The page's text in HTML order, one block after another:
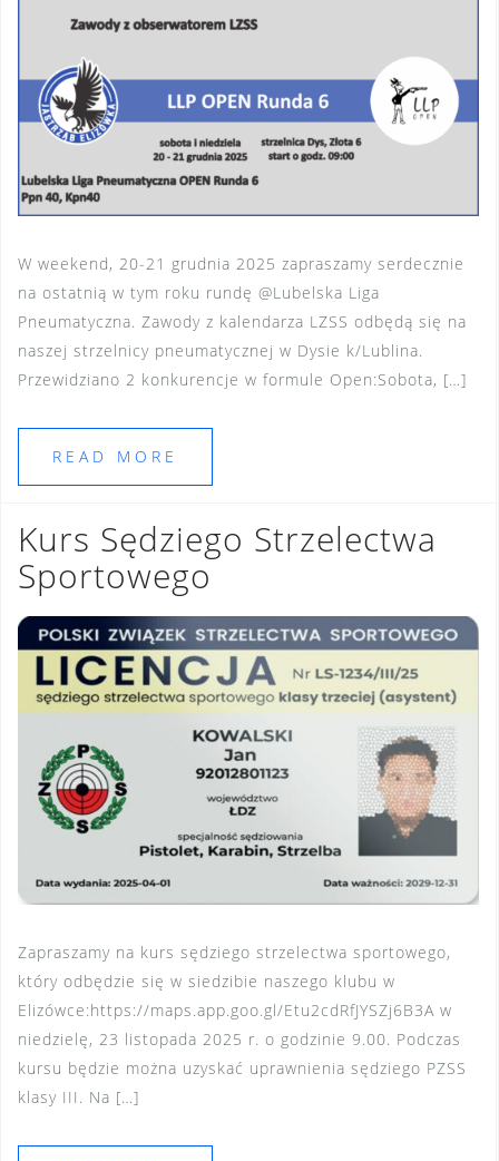
W weekend, 20-21 grudnia 2025 zapraszamy serdecznie
na ostatnią w tym roku rundę @Lubelska Liga
Pneumatyczna. Zawody z kalendarza LZSS odbędą się na
naszej strzelnicy pneumatycznej w Dysie k/Lublina.
Przewidziano 2 konkurencje w formule Open:Sobota, […]
READ MORE
Kurs Sędziego Strzelectwa
Sportowego
Zapraszamy na kurs sędziego strzelectwa sportowego,
który odbędzie się w siedzibie naszego klubu w
Elizówce:https://maps.app.goo.gl/Etu2cdRfJYSZj6B3A w
niedzielę, 23 listopada 2025 r. o godzinie 9.00. Podczas
kursu będzie można uzyskać uprawnienia sędziego PZSS
klasy III. Na […]